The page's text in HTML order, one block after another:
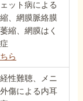
ット病による
、網膜脈絡膜
縮、網膜はく
ら
性難聴、メニ
傷による内耳